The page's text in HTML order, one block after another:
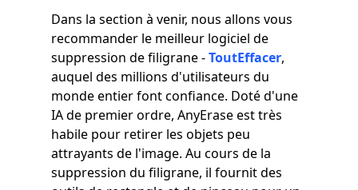
Dans la section à venir, nous allons vous
recommander le meilleur logiciel de
suppression de filigrane -ToutEffacer,
auquel des millions d'utilisateurs du
monde entier font confiance. Doté d'une
IA de premier ordre, AnyErase est très
habile pour retirer les objets peu
attrayants de l'image. Au cours de la
suppression du filigrane, il fournit des